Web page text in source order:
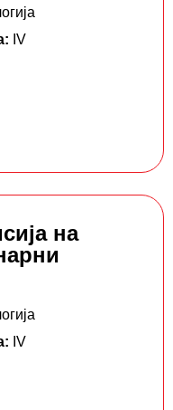
IV
на
IV